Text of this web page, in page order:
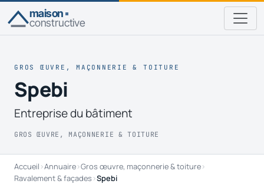
maison
constructive
GROS ŒUVRE, MAÇONNERIE & TOITURE
Spebi
Entreprise du bâtiment
GROS ŒUVRE, MAÇONNERIE & TOITURE
Accueil ›Annuaire›Gros œuvre, maçonnerie & toiture›
Ravalement & façades ›Spebi